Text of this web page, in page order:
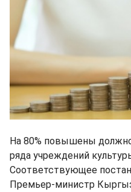
На 80% повышены
ряда учреждений
Соответствующее
Премьер-министр